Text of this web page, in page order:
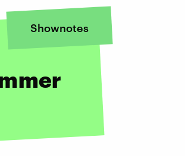
Shownotes